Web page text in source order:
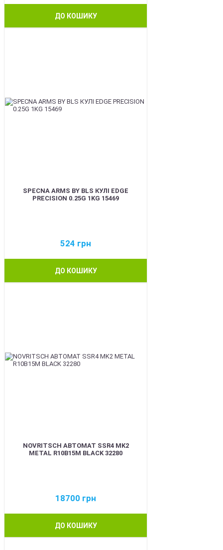
ДО КОШИКУ
SPECNA ARMS BY BLS КУЛІ EDGE
PRECISION 0.25G 1KG 15469
524 грн
ДО КОШИКУ
NOVRITSCH АВТОМАТ SSR4 MK2
METAL R10B15M BLACK 32280
18700 грн
ДО КОШИКУ